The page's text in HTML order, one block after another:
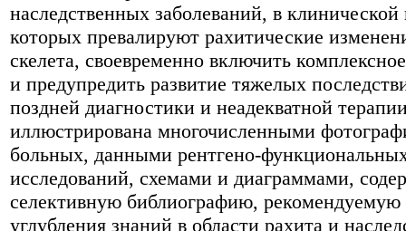
наследственных заболеваний, в клинической
которых превалируют рахитические
скелета, своевременно включить
и предупредить развитие тяжелых
поздней диагностики и неадекватной
иллюстрирована многочисленными
больных, данными рентгено-
исследований, схемами и диаграммами,
селективную библиографию, рекомендуемую
углубления знаний в области рахита и